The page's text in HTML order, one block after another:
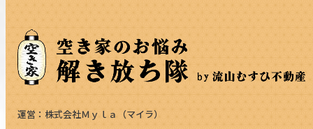
運営：株式会社Ｍｙｌａ（マイラ）